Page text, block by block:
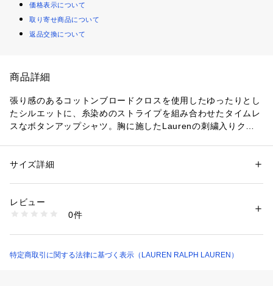
価格表示について
取り寄せ商品について
返品交換について
商品詳細
張り感のあるコットンブロードクロスを使用したゆったりとし
たシルエットに、糸染めのストライプを組み合わせたタイムレ
スなボタンアップシャツ。胸に施したLaurenの刺繍入りクレ
・ポインテッドカラー / ボタン付き前立て / 特別に開発したLa
・左胸にLRL Ralph Lauren Laurenの刺繍入りクレストとク
※注意：柄の配置は、商品によって異なります。
性別：レディース
素材：-
洗濯：-
※詳しい洗濯方法については、商品の品質表示タグをご覧ください
WMLRSHTS6820554 （ショップ）
サイズ詳細
レビュー
0件
特定商取引に関する法律に基づく表示（LAUREN RALPH LAUREN）